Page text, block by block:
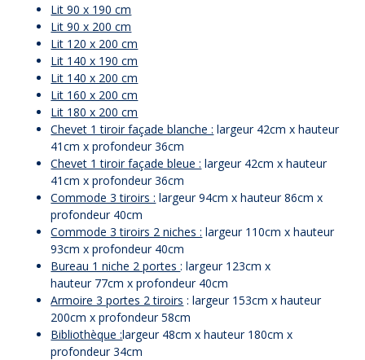
Lit 90 x 190 cm
Lit 90 x 200 cm
Lit 120 x 200 cm
Lit 140 x 190 cm
Lit 140 x 200 cm
Lit 160 x 200 cm
Lit 180 x 200 cm
Chevet 1 tiroir façade blanche : largeur 42cm x hauteur
41cm x profondeur 36cm
Chevet 1 tiroir façade bleue : largeur 42cm x hauteur
41cm x profondeur 36cm
Commode 3 tiroirs : largeur 94cm x hauteur 86cm x
profondeur 40cm
Commode 3 tiroirs 2 niches : largeur 110cm x hauteur
93cm x profondeur 40cm
Bureau 1 niche 2 portes: largeur 123cm x
hauteur 77cm x profondeur 40cm
Armoire 3 portes 2 tiroirs : largeur 153cm x hauteur
200cm x profondeur 58cm
Bibliothèque :largeur 48cm x hauteur 180cm x
profondeur 34cm